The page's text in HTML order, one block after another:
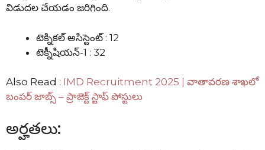
విడుదల చేయడం జరిగింది.
టెక్నికల్ అసిస్టెంట్ : 12
టెక్నీషియన్-1 : 32
Also Read : IMD Recruitment 2025 | వాతావరణ శాఖలో
బంపర్ జాబ్స్ – ప్రాజెక్ట్ స్టాఫ్ పోస్టులు
అర్హతలు: